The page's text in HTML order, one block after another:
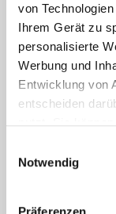
von
Ihrem Gerät zu
personalisierte
Werbung und
Entwicklung von
entscheiden
Trigger Symbol
Notwendig